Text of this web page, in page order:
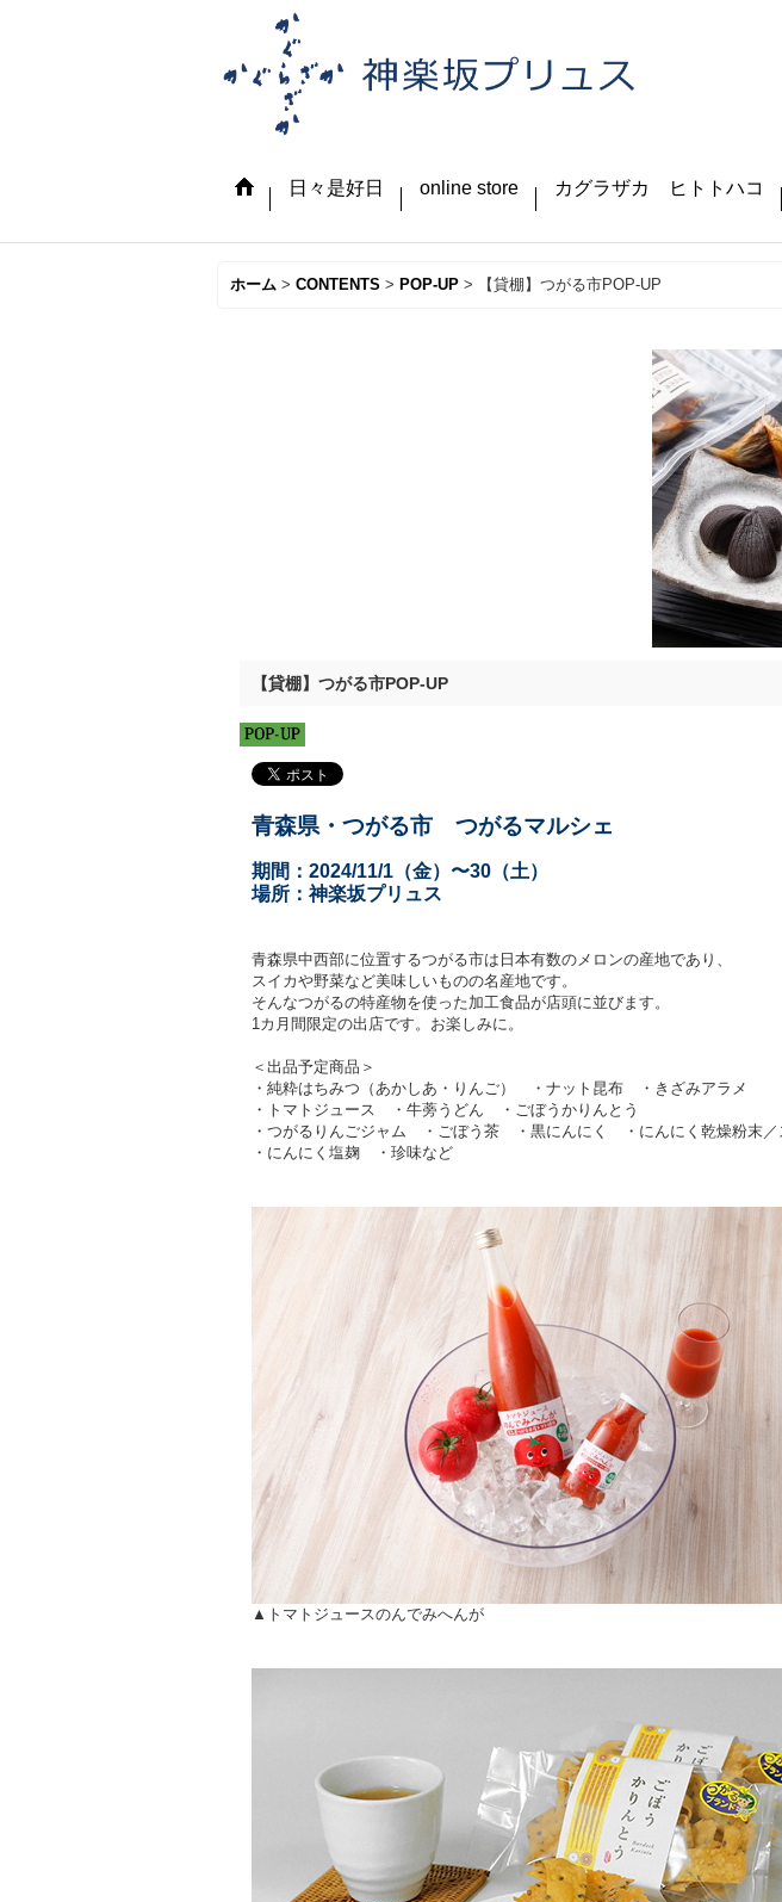
日々是好日 online store カグラザカ ヒトトハコ
ホーム > CONTENTS > POP-UP > 【貸棚】つがる市POP-UP
【貸棚】つがる市POP-UP
青森県・つがる市 つがるマルシェ
期間：2024/11/1（金）〜30（土）
場所：神楽坂プリュス
青森県中西部に位置するつがる市は日本有数のメロンの産地であり、
スイカや野菜など美味しいものの名産地です。
そんなつがるの特産物を使った加工食品が店頭に並びます。
1カ月間限定の出店です。お楽しみに。
＜出品予定商品＞
・純粋はちみつ（あかしあ・りんご） ・ナット昆布 ・きざみアラメ
・トマトジュース ・牛蒡うどん ・ごぼうかりんとう
・つがるりんごジャム ・ごぼう茶 ・黒にんにく ・にんにく乾燥粉末／
・にんにく塩麹 ・珍味など
▲トマトジュースのんでみへんが